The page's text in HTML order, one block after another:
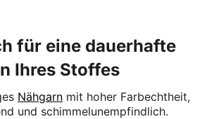
für eine dauerhafte
Ihres Stoffes
Nähgarn mit hoher Farbechtheit,
und schimmelunempfindlich.